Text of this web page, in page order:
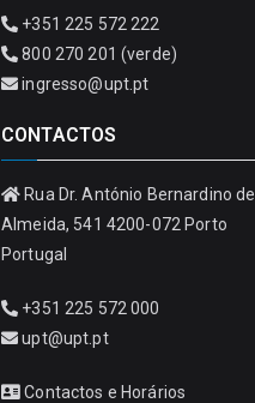
+351 225 572 222
800 270 201 (verde)
ingresso@upt.pt
CONTACTOS
Rua Dr. António Bernardino de
Almeida, 541 4200-072 Porto
Portugal
+351 225 572 000
upt@upt.pt
Contactos e Horários